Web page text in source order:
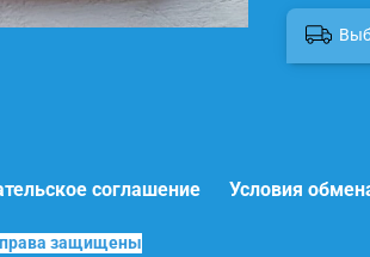
соглашение Условия
права защищены